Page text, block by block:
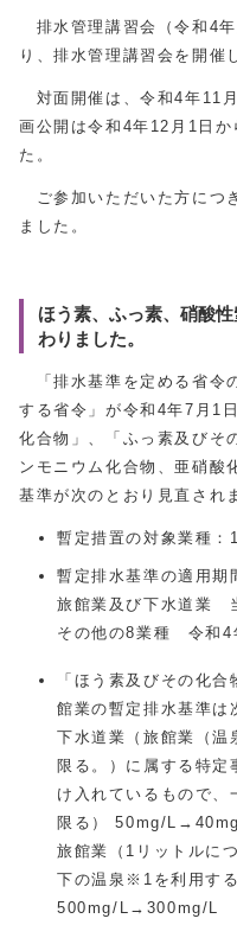
排水管理講習会（令和4
り、排水管理講習会を開催
対面開催は、令和4年11
画公開は令和4年12月1日
た。
ご参加いただいた方につ
ました。
ほう素、ふっ素、硝酸
わりました。
「排水基準を定める省令
する省令」が令和4年7月1
化合物」、「ふっ素及びそ
ンモニウム化合物、亜硝酸
基準が次のとおり見直され
暫定措置の対象業種
暫定排水基準の適用期
旅館業及び下水道業
その他の8業種 令和4
「ほう素及びその化
館業の暫定排水基準は
下水道業（旅館業（温
限る。）に属する特定
け入れているもので、
限る） 50mg/
旅館業（1リットルに
下の温泉※1を利用する
500mg/L→300mg/L